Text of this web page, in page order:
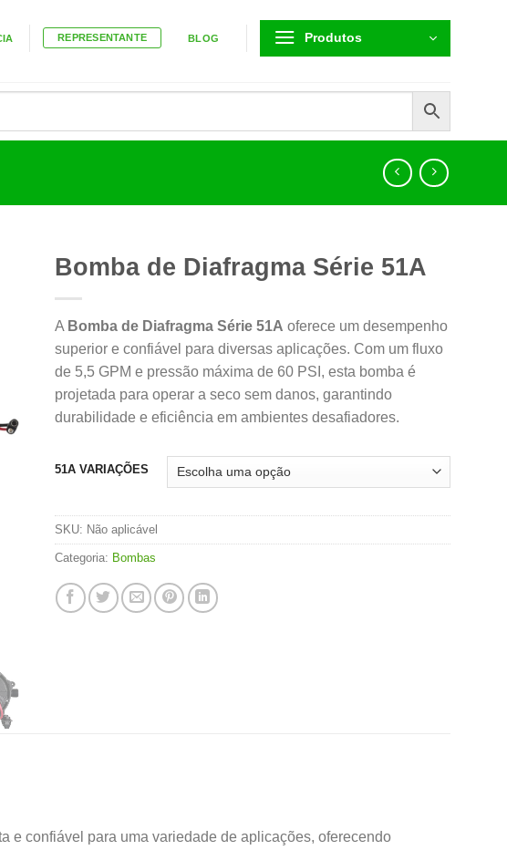
REPRESENTANTE BLOG Produtos
Bomba de Diafragma Série 51A
A Bomba de Diafragma Série 51A oferece um desempenho
superior e confiável para diversas aplicações. Com um fluxo
de 5,5 GPM e pressão máxima de 60 PSI, esta bomba é
projetada para operar a seco sem danos, garantindo
durabilidade e eficiência em ambientes desafiadores.
51A VARIAÇÕES
SKU: Não aplicável
Categoria: Bombas
e confiável para uma variedade de aplicações, oferecendo